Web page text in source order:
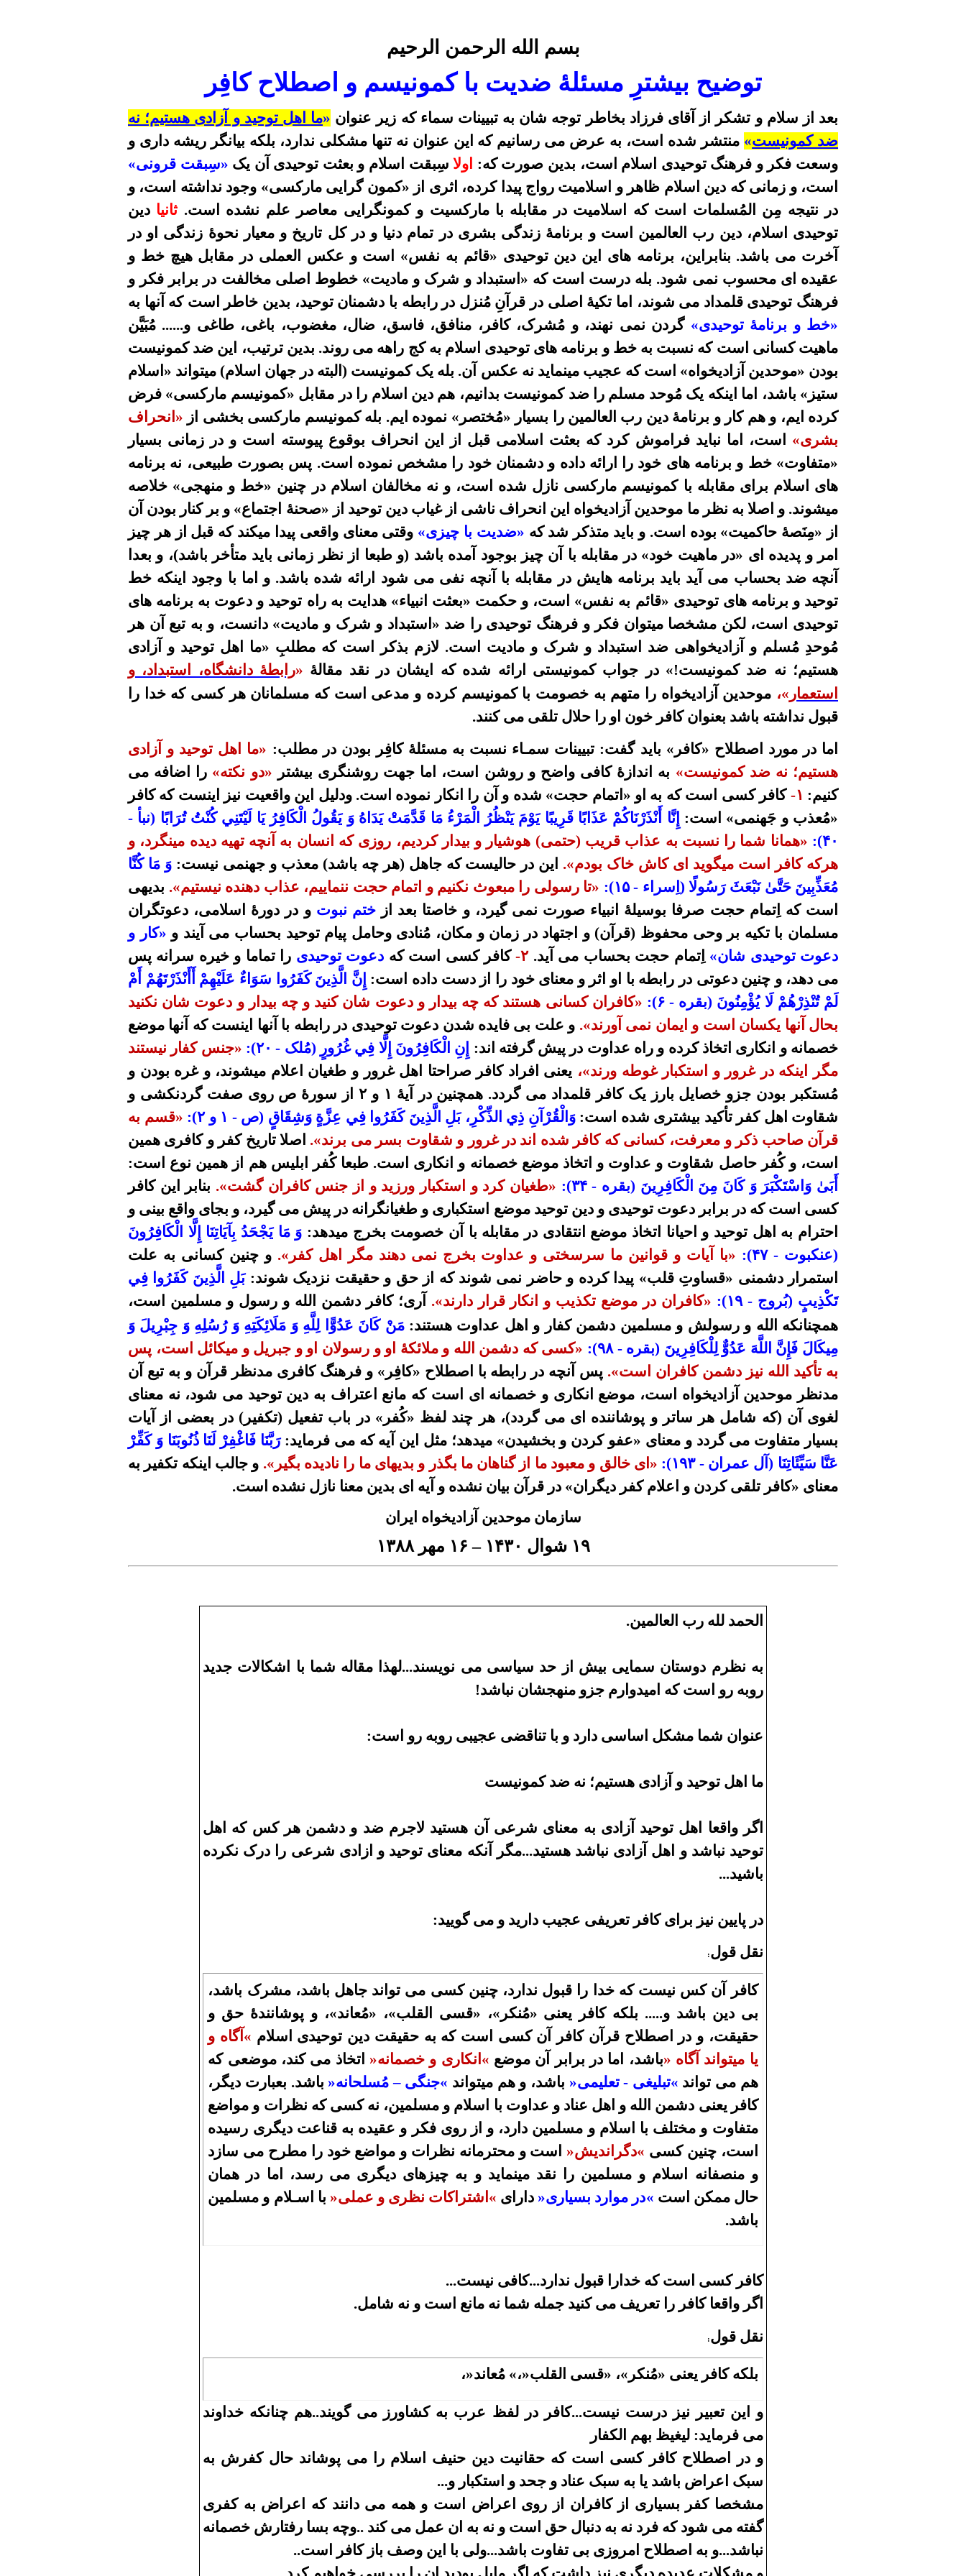
بسم الله الرحمن الرحيم
توضیح بیشترِ مسئلۀ ضدیت با کمونیسم و اصطلاح کافِر
بعد از سلام و تشکر ا ز آقای فرزاد بخاطر توجه شان به تبیینات سماء که زیر عنوان «ما اهل توحید و آزادی هستیم؛ نه
ضد کمونیست» منتشر شده است، به عرض می رسانیم که این عنوان نه تنها مشکلی ندارد، بلکه بیانگر ریشه داری و
وسعت فکر و فرهنگ توحیدی اسلام است، بدین صورت که: اولاسِبقت اسلام و بعثت توحیدی آن یک «سِبقت قرونی»
است، و زمانی که دین اسلام ظاهر و اسلامیت رواج پیدا کرده، اثری از «کمون گرایی مارکسی» وجود نداشته است، و
در نتیجه مِن المُسلمات است که اسلامیت در مقابله با مارکسیت و کمونگرایی معاصر علم نشده است. ثانیا دین
توحیدی اسلام، دین رب العالمین است و برنامۀ زندگی بشری در تمام دنیا و در کل تاریخ و معیار نحوۀ زندگی او در
آخرت می باشد. بنابراین، برنامه های این دین توحیدی «قائم به نفس» است و عکس العملی در مقابل هیچ خط و
عقیده ای محسوب نمی شود. بله درست است که «استبداد و شرک و مادیت» خطوط اصلی مخالفت در برابر فکر و
فرهنگ توحیدی قلمداد می شوند، اما تکیۀ اصلی در قرآنِ مُنزل در رابطه با دشمنان توحید، بدین خاطر است که آنها به
«خط و برنامۀ توحیدی» گردن نمی نهند، و مُشرک، کافر، منافق، فاسق، ضال، مغضوب، باغی، طاغی و...... مُبَیَّن
ماهیت کسانی است که نسبت به خط و برنامه های توحیدی اسلام به کج راهه می روند. بدین ترتیب، این ضد کمونیست
بودن «موحدین آزادیخواه» است که عجیب مینماید نه عکس آن. بله یک کمونیست (البته در جهان اسلام) میتواند «اسلام
ستیز» باشد، اما اینکه یک مُوحد مسلم را ضد کمونیست بدانیم، هم دین اسلام را در مقابل «کمونیسم مارکسی» فرض
کرده ایم، و هم کار و برنامۀ دین رب العالمین را بسیار «مُختصر» نموده ایم. بله کمونیسم مارکسی بخشی از «انحراف
بشری» است، اما نباید فراموش کرد که بعثت اسلامی قبل از این انحراف بوقوع پیوسته است و در زمانی بسیار
«متفاوت» خط و برنامه های خود را ارائه داده و دشمنان خود را مشخص نموده است. پس بصورت طبیعی، نه برنامه
های اسلام برای مقابله با کمونیسم مارکسی نازل شده است، و نه مخالفان اسلام در چنین «خط و منهجی» خلاصه
میشوند. و اصلا به نظر ما موحدین آزادیخواه این انحراف ناشی از غیاب دین توحید از «صحنۀ اجتماع» و بر کنار بودن آن
از «مِنَصۀ حاکمیت» بوده است. و باید متذکر شد که «ضدیت با چیزی» وقتی معنای واقعی پیدا میکند که قبل از هر چیز
امر و پدیده ای «در ماهیت خود» در مقابله با آن چیز بوجود آمده باشد (و طبعا از نظر زمانی باید متأخر باشد)، و بعدا
آنچه ضد بحساب می آید باید برنامه هایش در مقابله با آنچه نفی می شود ارائه شده باشد.و اما با وجود اینکه خط
توحید و برنامه های توحیدی «قائم به نفس» است، و حکمت «بعثت انبیاء» هدایت به راه توحید و دعوت به برنامه های
توحیدی است، لکن مشخصا میتوان فکر و فرهنگ توحیدی را ضد «استبداد و شرک و مادیت» دانست، و به تبع آن هر
مُوحدِ مُسلم و آزادیخواهی ضد استبداد و شرک و مادیت است. لازم بذکر است که مطلبِ «ما اهل توحید و آزادی
هستیم؛ نه ضد کمونیست!
»در جواب کمونیستی ارائه شدهکه ایشان در نقد مقالۀ «رابطۀ دانشگاه، استبداد، و
استعمار »، موحدین آزادیخواه را متهم به خصومت با کمونیسم کرده و مدعی است که مسلمانان هر کسی که خدا را
قبول نداشته باشد بعنوان کافر خون او را حلال تلقی می کنند.
اما در مورد اصطلاح «کافر» باید گفت: تبیینات سمـاء نسبت به مسئلۀکافِر بودن در مطلب:
«ما اهل توحید و آزادی
هستیم؛ نه ضد کمونیست» به اندازۀ کافی واضح و روشن است، اما جهت روشنگری بیشتر «دو نکته» را اضافه می
کنیم: ۱- کافر کسی است که به او «اتمام حجت» شده و آن را انکار نموده است. ودلیل این واقعیت نیز اینست که کافر
«مُعذب و جَهنمی» است: إِنَّا أَنْذَرْنَاكُمْ عَذَابًا قَرِيبًا يَوْمَ يَنْظُرُ الْمَرْءُ مَا قَدَّمَتْ يَدَاهُ وَ يَقُولُ الْكَافِرُ يَا لَيْتَنِي كُنْتُ تُرَابًا (نبأ -
۴۰): «همانا شما را نسبت به عذاب قریب (حتمی) هوشیار و بیدار کردیم، روزی که انسان به آنچه تهیه دیده مینگرد، و
هرکه کافر است میگوید ای کاش خاک بودم». این در حالیست که جاهل (هر چه باشد) معذب و جهنمی نیست:وَ مَا كُنَّا
مُعَذِّبِينَ حَتَّىٰنَبْعَثَ رَسُولًا (اِسراء - ۱۵): «تا رسولی را مبعوث نکنیم و اتمام حجت ننماییم، عذاب دهنده نیستیم». بدیهی
است که اِتمام حجت صرفا بوسیلۀ انبیاء صورت نمی گیرد، و خاصتا بعد ازختم نبوت و در دورۀ اسلامی، دعوتگران
مسلمان با تکیه بر وحی محفوظ (قرآن) و اجتهاد در زمان و مکان، مُنادی وحامل پیام توحید بحساب می آیند و «کار و
دعوت توحیدی شان» اِتمام حجت بحساب می آید.۲-کافر کسی است که دعوت توحیدی را تماما و خیره سرانه پس
می دهد، و چنین دعوتی در رابطه با او اثر و معنای خود را از دست داده است: إِنَّ الَّذِينَ كَفَرُوا سَوَاءٌ عَلَيْهِمْ أَأَنْذَرْتَهُمْ أَمْ
لَمْ تُنْذِرْهُمْ لَا يُؤْمِنُونَ (بقره -۶): «کافران کسانی هستند که چه بیدار و دعوت شان کنید و چه بیدار و دعوت شان نکنید
بحال آنها یکسان است و ایمان نمی آورند». و علت بی فایده شدن دعوت توحیدی در رابطه با آنها اینست که آنها موضع
خصمانه و انکاری اتخاذ کرده و راه عداوت در پیش گرفته اند: إِنِ الْكَافِرُونَ إِلَّا فِي غُرُورٍ (مُلک - ۲۰): «جنس کفار نیستند
مگر اینکه در غرور و استکبار غوطه ورند»، یعنی افراد کافر صراحتا اهل غرور و طغیان اعلام میشوند، و غره بودن و
مُستکبر بودن جزو خصایل بارز یک کافر قلمداد می گردد. همچنین در آیۀ ۱ و۲از سورۀ ص روی صفت گردنکشی و
شقاوت اهل کفر تأکید بیشتری شده است: وَالْقُرْآنِ ذِي الذِّكْرِ،بَلِ الَّذِينَ كَفَرُوا فِي عِزَّةٍ وَشِقَاقٍ (ص - ۱ و۲): «قسم به
قرآن صاحب ذکر و معرفت، کسانی که کافر شده اند در غرور و شقاوت بسر می برند». اصلا تاریخ کفر و کافری همین
است، و کُفر حاصل شقاوت و عداوت و اتخاذ موضع خصمانه و انکاری است. طبعا کُفر ابلیس هم از همین نوع است:
أَبَىٰ وَاسْتَكْبَرَ وَ كَانَ مِنَ الْكَافِرِينَ (بقره -۳۴): «طغیان کرد و استکبار ورزید و از جنس کافران گشت». بنابر این کافر
کسی است که در برابر دعوت توحیدی و دین توحید موضع استکباری و طغیانگرانه در پیش می گیرد، و بجای واقع بینی و
احترام به اهل توحید و احیانا اتخاذ موضع انتقادی در مقابله با آن خصومت بخرج میدهد: وَ مَا يَجْحَدُ بِآيَاتِنَا إِلَّا الْكَافِرُونَ
(عنکبوت -۴۷): «با آیات و قوانین ما سرسختی و عداوت بخرج نمی دهند مگر اهل کفر». و چنین کسانی به علت
استمرار دشمنی «قساوتِ قلب» پیدا کرده و حاضر نمی شوند که از حق و حقیقت نزدیک شوند:بَلِ الَّذِينَ كَفَرُوا فِي
تَكْذِيبٍ (بُروج - ۱۹): «کافران در موضع تکذیب و انکار قرار دارند». آری؛ کافر دشمن الله و رسول و مسلمین است،
همچنانکه الله و رسولش و مسلمین دشمن کفار و اهل عداوت هستند: مَنْ كَانَ عَدُوًّا لِلَّهِ وَ مَلَائِكَتِهِ وَ رُسُلِهِ وَ جِبْرِيلَ وَ
مِيكَالَ فَإِنَّ اللَّهَ عَدُوٌّ لِلْكَافِرِينَ (بقره -۹۸): «کسی که دشمن الله و ملائکۀ او و رسولان او و جبریل و میکائل است، پس
به تأکید الله نیز دشمن کافران است». پس آنچه در رابطه با اصطلاح «کافِر» و فرهنگ کافری مدنظر قرآن و به تبع آن
مدنظر موحدین آزادیخواه است، موضع انکاری و خصمانه ای است که مانع اعتراف به دین توحید می شود، نه معنای
لغوی آن (كه شامل هر ساتر و پوشاننده ای میگردد)، هر چند لفظ «کُفر» در باب تفعیل (تکفیر) در بعضی از آیات
بسیار متفاوت می گردد و معنای «عفو کردن و بخشیدن» میدهد؛ مثل این آیه که می فرماید:رَبَّنَا فَاغْفِرْ لَنَا ذُنُوبَنَا وَ كَفِّرْ
عَنَّا سَيِّئَاتِنَا (آل عمران -۱۹۳): «ای خالق و معبود ما از گناهان ما بگذر و بدیهای ما را نادیده بگیر». و جالب اینکه تکفیر به
معنای «کافر تلقی کردن و اعلام کفر دیگران» در قرآن بیان نشده و آیه ای بدین معنا نازل نشده است.
سازمان موحدین آزادیخواه ایران
۱۹ شوال ۱۴۳۰ – ۱۶ مهر۱۳۸۸
الحمد لله رب العالمین.
به نظرم دوستان سمایی بیش از حد سیاسی می نویسند...لهذا مقاله شما با اشکالات جدید
روبه رو است که امیدوارم جزو منهجشان نباشد!
عنوان شما مشکل اساسی دارد و با تناقضی عجیبی روبه رو است:
ما اهل توحید و آزادی هستیم؛ نه ضد کمونیست
اگر واقعا اهل توحید آزادی به معنای شرعی آن هستید لاجرم ضد و دشمن هر کس که اهل
توحید نباشد و اهل آزادی نباشد هستید...مگر آنکه معنای توحید و ازادی شرعی را درک نکرده
باشید...
در پایین نیز برای کافر تعریفی عجیب دارید و می گویید:
نقل قول:
کافر آن کس نیست که خدا را
قبول ندارد، چنین کسی می تواند جاهل باشد، مشرک باشد،
بی دین باشد و..... بلکه کافر
یعنی «مُنکر»، «قسی القلب»، «مُعاند»، و پوشانندۀ حق و
حقیقت، و در اصطلاح قرآن کافر آن کسی است که به حقیقت دین توحیدی اسلام « آگاه و
یا میتواند آگاه »باشد، اما در برابر آن موضع « انکاری و خصمانه» اتخاذ می کند، موضعی که
هم می تواند «تبلیغی - تعلیمی» باشد، و هم میتواند «جنگی – مُسلحانه» باشد. بعبارت دیگر،
کافر یعنی دشمن الله و اهل عناد و عداوت با اسلام و مسلمین، نه کسی که نظرات و مواضع
متفاوت و مختلف با اسلام و مسلمین دارد، و از روی فکر و عقیده به قناعت دیگری رسیده
است، چنین کسی «دگراندیش» است و محترمانه نظرات و مواضع خود را مطرح می سازد
و منصفانه اسلام و مسلمین را نقد مینماید و به چیزهای دیگری می رسد، اما در همان
حال ممکن است «در موارد بسیاری» دارای « اشتراکات نظری و عملی» با اسـلام و مسلمین
باشد.
کافر کسی است که خدارا قبول ندارد...کافی نیست...
اگر واقعا کافر را تعریف می کنید جمله شما نه مانع است و نه شامل.
نقل قول:
بلکه کافر یعنی «مُنکر»، «قسی القلب»،«مُعاند»،
و این تعبیر نیز درست نیست...کافر در لفظ عرب به کشاورز می گویند..هم چنانکه خداوند
می فرماید: لیغیظ بهم الکفار
و در اصطلاح کافر کسی است که حقانیت دین حنیف اسلام را می پوشاند حال کفرش به
سبک اعراض باشد یا به سبک عناد و جحد و استکبار و...
مشخصا کفر بسیاری از کافران از روی اعراض است و همه می دانند که اعراض به کفری
گفته می شود که فرد نه به دنبال حق است و نه به ان عمل می کند ..وچه بسا رفتارش خصمانه
نباشد...و به اصطلاح امروزی بی تفاوت باشد...ولی با این وصف باز کافر است..